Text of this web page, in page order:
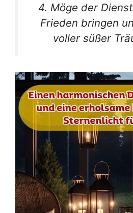
4. Möge der
Frieden bringen
voller süßer